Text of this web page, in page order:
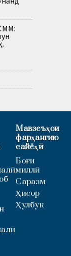
Мавзеъҳои
фарҳангию
сайёҳӣ
Боғи
миллӣ
Саразм
Ҳисор
Ҳулбук